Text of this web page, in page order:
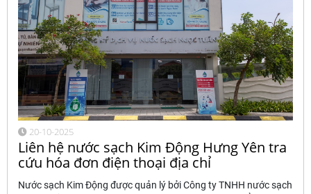
20-10-2025
Liên hệ nước sạch Kim Động Hưng Yên tra
cứu hóa đơn điện thoại địa chỉ
Nước sạch Kim Động được quản lý bởi Công ty TNHH nước sạch